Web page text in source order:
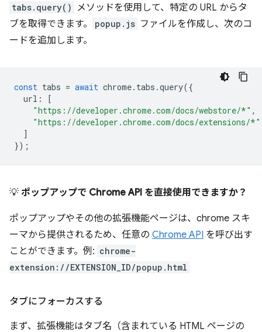
tabs.query()
メソッドを使用して、特定の URL からタ
ブを取得できます。
popup.js ファイルを作成し、次のコ
ードを追加します。
const tabs = await chrome. tabs .query({
url :
[
"https://developer.chrome.com/docs/webstore/*" ,
"https://developer.chrome.com/docs/extensions/*"
]
});
💡 ポップアップで Chrome API を直接使用できますか？
ポップアップやその他の拡張機能ページは、chrome スキ
ーマから提供されるため、任意の Chrome API を呼び出す
ことができます。例: chrome-
extension://EXTENSION_ID/popup.html
タブにフォーカスする
まず、拡張機能はタブ名（含まれている HTML ページの